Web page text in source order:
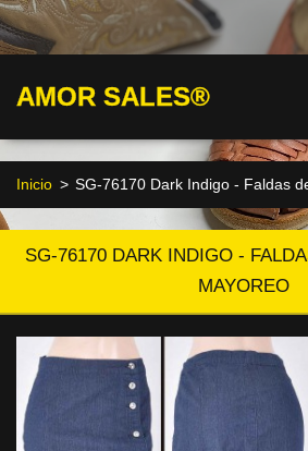
AMOR SALES®
Inicio > SG-76170 Dark Indigo - Faldas
SG-76170 DARK INDIGO -
MAYOREO